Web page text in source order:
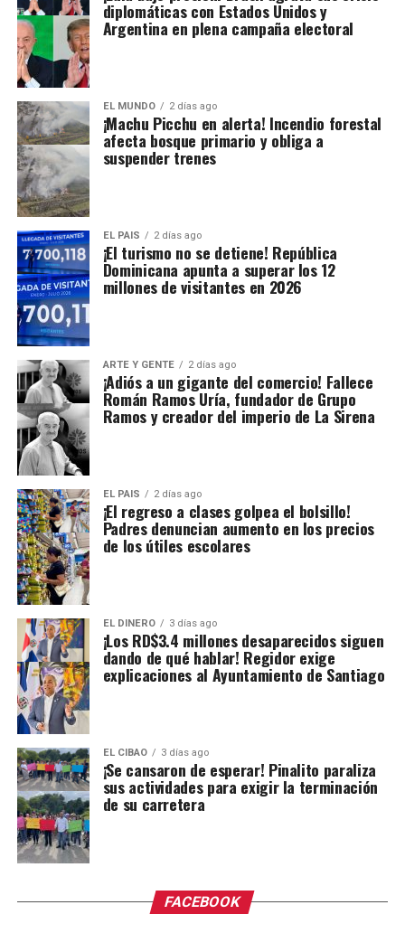
diplomáticas con Estados Unidos y
Argentina en plena campaña electoral
EL MUNDO 2 días ago
¡Machu Picchu en alerta! Incendio forestal
afecta bosque primario y obliga a
suspender trenes
EL PAIS 2 días ago
¡El turismo no se detiene! República
Dominicana apunta a superar los 12
millones de visitantes en 2026
ARTE Y GENTE 2 días ago
¡Adiós a un gigante del comercio! Fallece
Román Ramos Uría, fundador de Grupo
Ramos y creador del imperio de La Sirena
EL PAIS 2 días ago
¡El regreso a clases golpea el bolsillo!
Padres denuncian aumento en los precios
de los útiles escolares
EL DINERO 3 días ago
¡Los RD$3.4 millones desaparecidos siguen
dando de qué hablar! Regidor exige
explicaciones al Ayuntamiento de Santiago
EL CIBAO 3 días ago
¡Se cansaron de esperar! Pinalito paraliza
sus actividades para exigir la terminación
de su carretera
FACEBOOK